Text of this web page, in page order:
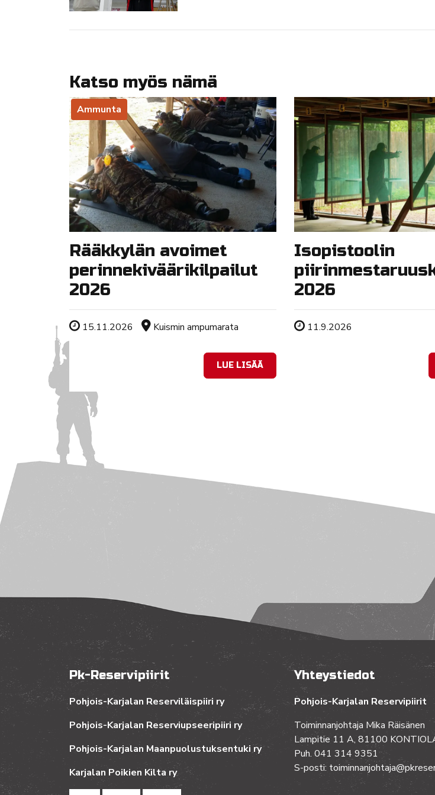
Katso myös nämä
Ammunta
Rääkkylän avoimet
perinnekiväärikilpailut
2026
Tapahtuman ajankohta
15.11.2026 Sijainti
Kuismin ampumarata
LUE LISÄÄ
Isopistoolin
2026
Tapahtuman ajankohta
11.9.2026
Pk-Reservipiirit
Pohjois-Karjalan Reserviläispiiri ry
Pohjois-Karjalan Reserviupseeripiiri ry
Pohjois-Karjalan Maanpuolustuksentuki ry
Karjalan Poikien Kilta ry
Yhteystiedot
Pohjois-Karjalan Reservipiirit
Toiminnanjohtaja Mika Räisänen
Lampitie 11 A, 81100
Puh. 041 314 9351
S-posti: